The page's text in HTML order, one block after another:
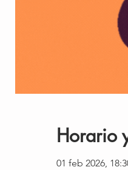
Horario
01 feb 2026,